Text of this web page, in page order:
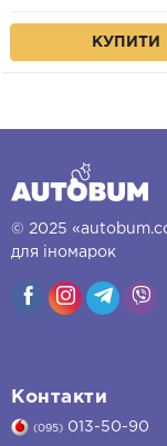
КУПИТИ
© 2025
для іномарок
Контакти
(095) 013-50-90